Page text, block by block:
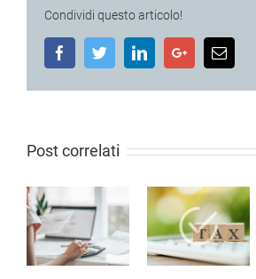
Condividi questo articolo!
FacebookTwitterLinkedInGoogle+Email
Post correlati